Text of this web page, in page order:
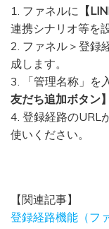
1. ファネルに 【
連携シナリオ等を
2. ファネル＞登録
成します。
3. 「管理名称」を
友だち追加ボタン
4. 登録経路のURL
使いください。
【関連記事】
登録経路機能（フ